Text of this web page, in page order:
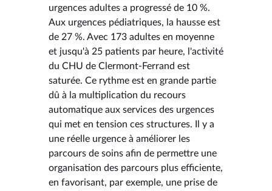
urgences adultes a progressé de 10 %.
Aux urgences pédiatriques, la hausse est
de 27 %. Avec 173 adultes en moyenne
et jusqu'à 25 patients par heure, l'activité
du CHU de Clermont-Ferrand est
saturée. Ce rythme est en grande partie
dû à la multiplication du recours
automatique aux services des urgences
qui met en tension ces structures. Il y a
une réelle urgence à améliorer les
parcours de soins afin de permettre une
organisation des parcours plus efficiente,
en favorisant, par exemple, une prise de